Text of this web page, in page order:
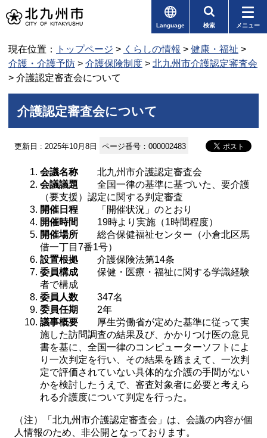
Language 検索 メニュー
現在位置： トップページ > くらしの情報 > 健康・福祉 >
介護・介護予防 > 介護保険制度 > 北九州市介護認定審査会
> 介護認定審査会について
介護認定審査会について
更新日 : 2025年10月8日 ページ番号：000002483
会議名称北九州市介護認定審査会
会議議題全国一律の基準に基づいた、要介護
（要支援）認定に関する判定審査
開催日程
「開催状況」のとおり
開催時間
19時より実施（1時間程度）
開催場所 総合保健福祉センター（小倉北区馬
借一丁目7番1号）
設置根拠 介護保険法第14条
委員構成 保健・医療・福祉に関する学識経験
者で構成
委員人数 347名
委員任期 2年
議事概要 厚生労働省が定めた基準に従って実
施した訪問調査の結果及び、かかりつけ医の意見
書を基に、全国一律のコンピューターソフトによ
り一次判定を行い、その結果を踏まえて、一次判
定で評価されていない具体的な介護の手間がない
かを検討したうえで、審査対象者に必要と考えら
れる介護度について判定を行った。
（注）「北九州市介護認定審査会」は、会議の内容が個
人情報のため、非公開となっております。